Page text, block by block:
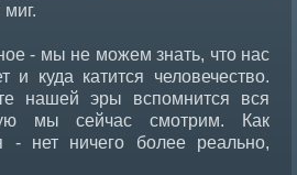
- мы не можем знать, что нас
куда катится человечество.
нашей эры вспомнится вся
мы сейчас смотрим. Как
- нет ничего более реально,